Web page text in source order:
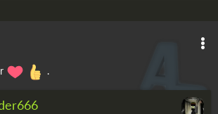
.